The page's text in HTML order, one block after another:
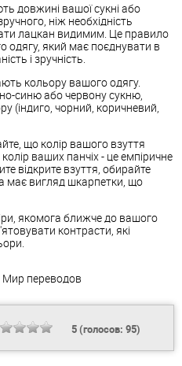
довжині вашої сукні або
ніж необхідність
лацкан видимим. Це правило
одягу, який має поєднувати в
і зручність.
кольору вашого одягу.
синю або червону сукню,
(індиго, чорний, коричневий,
що колір вашого взуття
ваших панчіх - це емпіричне
відкрите взуття, обирайте
має вигляд шкарпетки, що
якомога ближче до вашого
контрасти, які
Мир переводов
5(голосов: 95)